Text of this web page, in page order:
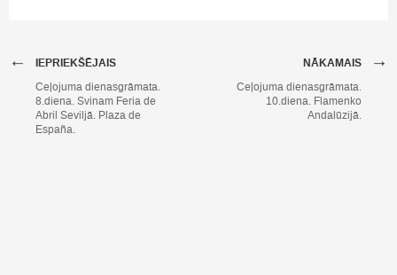
IEPRIEKŠĒJAIS
←
Ceļojuma dienasgrāmata.
8.diena. Svinam Feria de
Abril Seviljā. Plaza de
España.
NĀKAMAIS →
Ceļojuma dienasgrāmata.
10.diena. Flamenko
Andalūzijā.